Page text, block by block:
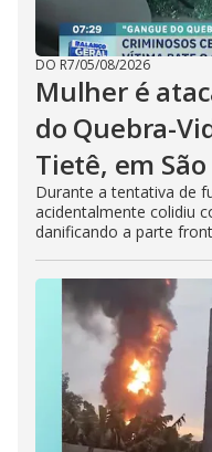
DO R7/05/08/2026
Mulher é
do Quebra-
Tietê, em
Durante a tentativa de
acidentalmente colidiu
danificando a parte